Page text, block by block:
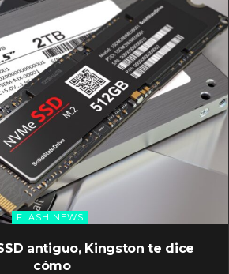
FLASH NEWS
antiguo, Kingston te dice
cómo